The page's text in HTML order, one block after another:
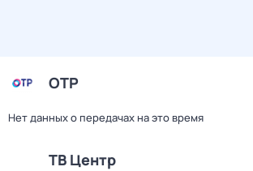
ОТР
Нет данных о передачах на это время
ТВ Центр